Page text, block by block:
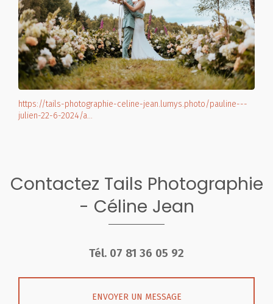
https://tails-photographie-celine-jean.lumys.photo/pauline---
julien-22-6-2024/a…
Contactez Tails Photographie
- Céline Jean
Tél. 07 81 36 05 92
ENVOYER UN MESSAGE